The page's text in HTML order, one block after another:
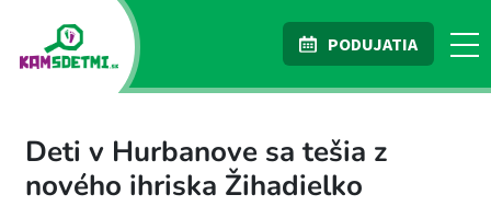
PODUJATIA
Deti v Hurbanove sa tešia z
nového ihriska Žihadielko